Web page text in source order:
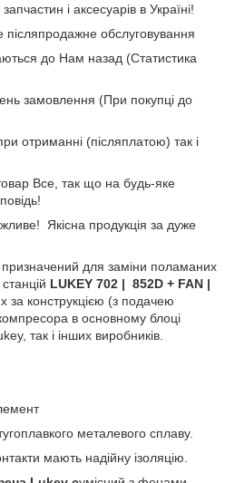
і аксесуарів в Україні!
післяпродажне обслуговування
до Нам назад (Статистика
замовлення (При покупці до
отриманні (післяплатою) так і
Все, так що на будь-яке
Якісна продукція за дуже
для заміни поламаних
LUKEY 702 | 852D + FAN |
за конструкцією (з подачею
в основному блоці
так і інших виробників.
металевого сплаву.
мають надійну ізоляцію.